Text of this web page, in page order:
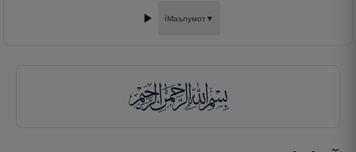
ℹ️Маълумот▼